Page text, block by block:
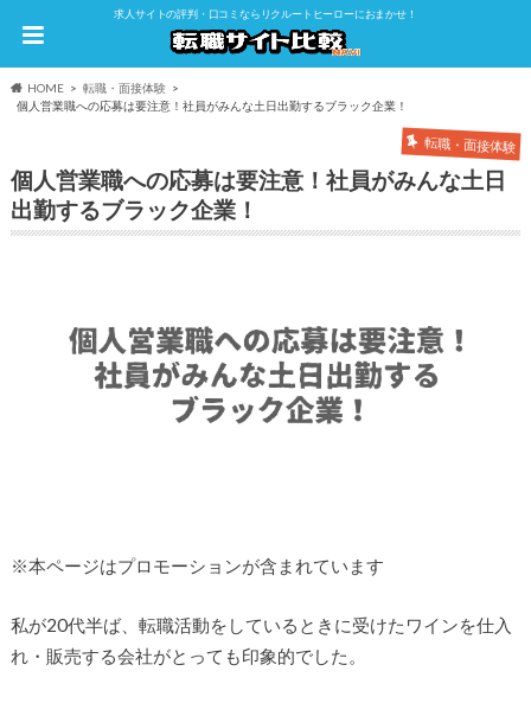
求人サイトの評判・口コミならリクルートヒーローにおまかせ！
HOME
転職・面接体験
個人営業職への応募は要注意！社員がみんな土日出勤するブラック企業！
転職・面接体験
個人営業職への応募は要注意！社員がみんな土日
出勤するブラック企業！
※本ページはプロモーションが含まれています
私が20代半ば、転職活動をしているときに受けたワインを仕入
れ・販売する会社がとっても印象的でした。